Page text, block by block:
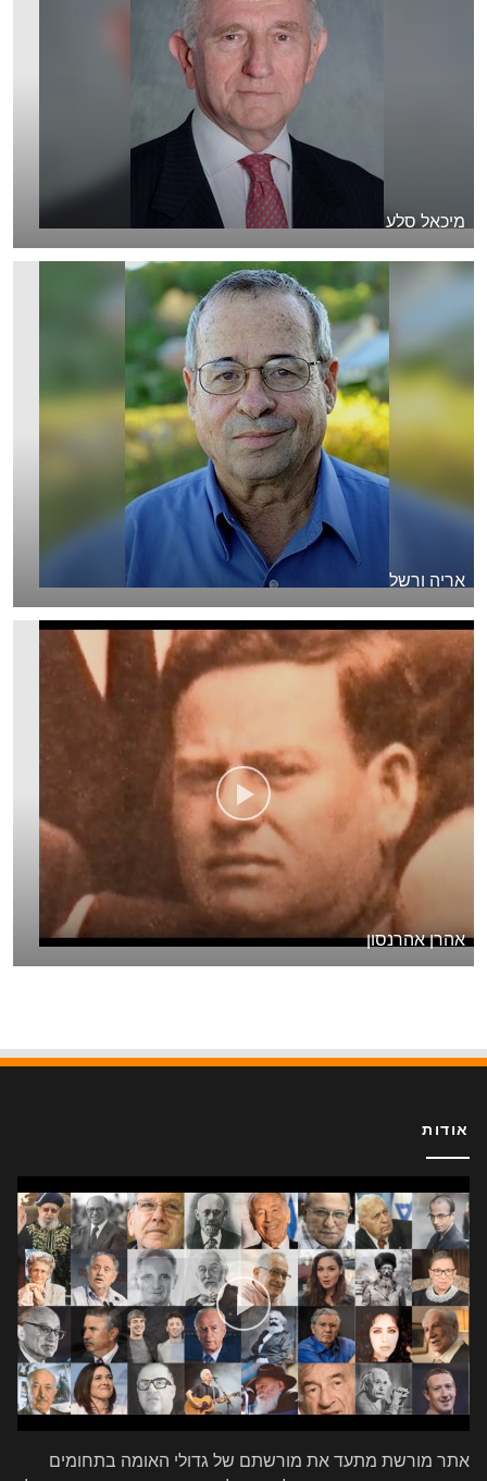
מיכאל סלע
אריה ורשל
אהרן אהרנסון
אודות
אתר מורשת מתעד את מורשתם של גדולי האומה בתחומים